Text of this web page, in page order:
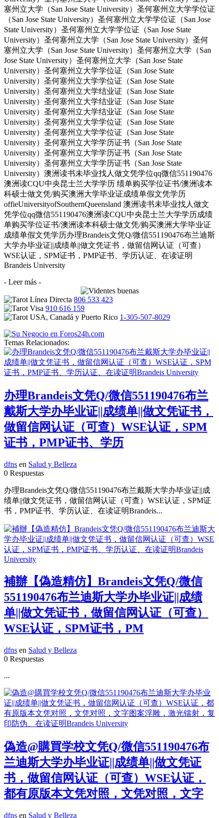
塞州立大学（San Jose State University）圣何塞州立大学学位证
（San Jose State University）圣何塞州立大学学位证（San Jose
State University）圣何塞州立大学学位证（San Jose State
University）圣何塞州立大学（San Jose State University）圣何
塞州立大学（San Jose State University）圣何塞州立大学（San
Jose State University）圣何塞州立大学（San Jose State
University）圣何塞州立大学学位证（San Jose State
University）圣何塞州立大学学位证（San Jose State
University）圣何塞州立大学结业证（San Jose State
University）圣何塞州立大学结业证（San Jose State
University）圣何塞州立大学结业证（San Jose State
University）圣何塞州立大学学位证（San Jose State
University）圣何塞州立大学学位证（San Jose State
University）圣何塞州立大学学历证书（San Jose State
University）圣何塞州立大学学历证书（San Jose State
University）圣何塞州立大学学历证书（San Jose State
University）澳洲读书未毕业找人做文凭学位qq微信551190476
澳洲读CQU中央昆士兰大学学历 绩单购买学位证书/澳洲读本
科硕士做文凭/购买澳洲大学毕业证成绩单假文凭学历
offieUniversityofSouthernQueensland 澳洲读书未毕业找人做文
凭学位qq微信551190476澳洲读CQU中央昆士兰大学学历成绩
单购买学位证书/澳洲读本科硕士做文凭/购买澳洲大学毕业证
成绩单假文凭学历办理Brandeis文凭Q/微信551190476布兰迪斯
大学办毕业证||成绩单||做文凭证书，做留信网认证（可查）
WSE认证，SPM证书，PMP证书、学历认证、在读证明
Brandeis University
- Leer más -
806 533 423
910 616 159
1-305-507-8029
Temas Relacionados:
办理Brandeis文凭Q/微信551190476布兰
戴斯大学办毕业证||成绩单||做文凭证书，
做留信网认证（可查）WSE认证，SPM
证书，PMP证书、学历
dfns en Salud y Belleza
0 Respuestas
办理Brandeis文凭Q/微信551190476布兰戴斯大学办毕业证||成
绩单||做文凭证书，做留信网认证（可查）WSE认证，SPM证
书，PMP证书、学历认证、在读证明Brandeis...
補辦【偽造精仿】Brandeis文凭Q/微信
551190476布兰迪斯大学办毕业证||成绩
单||做文凭证书，做留信网认证（可查）
WSE认证，SPM证书，PM
dfns en Salud y Belleza
0 Respuestas
...
偽造@購買学校文凭Q/微信551190476布
兰迪斯大学办毕业证||成绩单||做文凭证
书，做留信网认证（可查）WSE认证，
都有原版本文凭对照，文凭对照，文字
dfns en Salud y Belleza